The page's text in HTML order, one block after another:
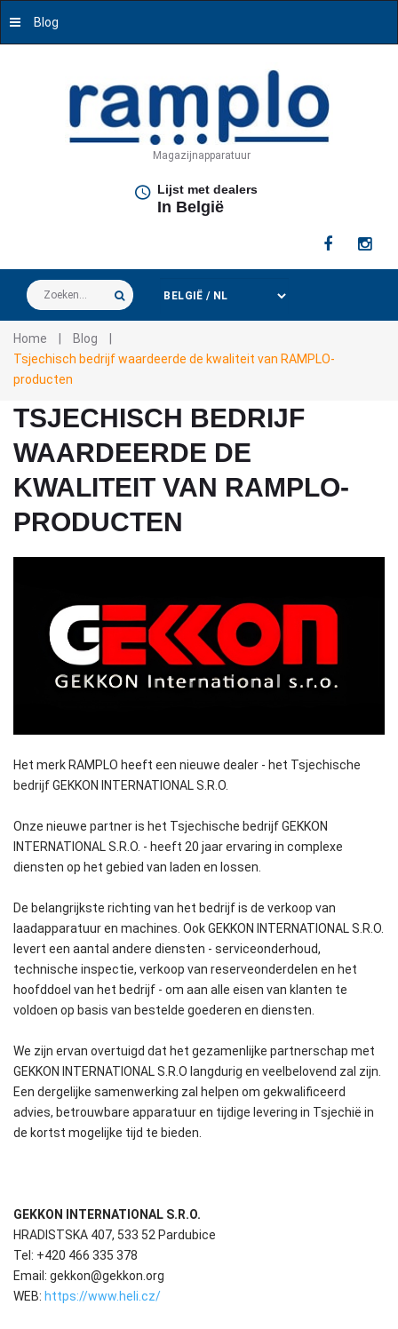
Magazijnapparatuur
Lijst met dealers
In België
Blog
Zoeken...
Home Blog
Tsjechisch bedrijf waardeerde de kwaliteit van RAMPLO-
producten
TSJECHISCH BEDRIJF
WAARDEERDE DE
KWALITEIT VAN RAMPLO-
PRODUCTEN
Het merk RAMPLO heeft een nieuwe dealer - het Tsjechische
bedrijf GEKKON INTERNATIONAL S.R.O.
Onze nieuwe partner is het Tsjechische bedrijf GEKKON
INTERNATIONAL S.R.O. - heeft 20 jaar ervaring in complexe
diensten op het gebied van laden en lossen.
De belangrijkste richting van het bedrijf is de verkoop van
laadapparatuur en machines. Ook GEKKON INTERNATIONAL S.R.O.
levert een aantal andere diensten - serviceonderhoud,
technische inspectie, verkoop van reserveonderdelen en het
hoofddoel van het bedrijf - om aan alle eisen van klanten te
voldoen op basis van bestelde goederen en diensten.
We zijn ervan overtuigd dat het gezamenlijke partnerschap met
GEKKON INTERNATIONAL S.R.O langdurig en veelbelovend zal zijn.
Een dergelijke samenwerking zal helpen om gekwalificeerd
advies, betrouwbare apparatuur en tijdige levering in Tsjechië in
de kortst mogelijke tijd te bieden.
GEKKON INTERNATIONAL S.R.O.
HRADISTSKA 407, 533 52 Pardubice
Tel: +420 466 335 378
Email: gekkon@gekkon.org
WEB: https://www.heli.cz/